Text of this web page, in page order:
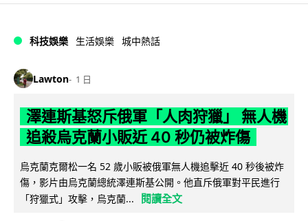
科技娛樂 生活娛樂 城中熱話
Lawton 1 日
澤連斯基怒斥俄軍「人肉狩獵」 無人機
追殺烏克蘭小販近 40 秒仍被炸傷
烏克蘭克爾松一名 52 歲小販被俄軍無人機追擊近 40 秒後被炸
傷，影片由烏克蘭總統澤連斯基公開。他直斥俄軍對平民進行
「狩獵式」攻擊，烏克蘭...
閱讀全文